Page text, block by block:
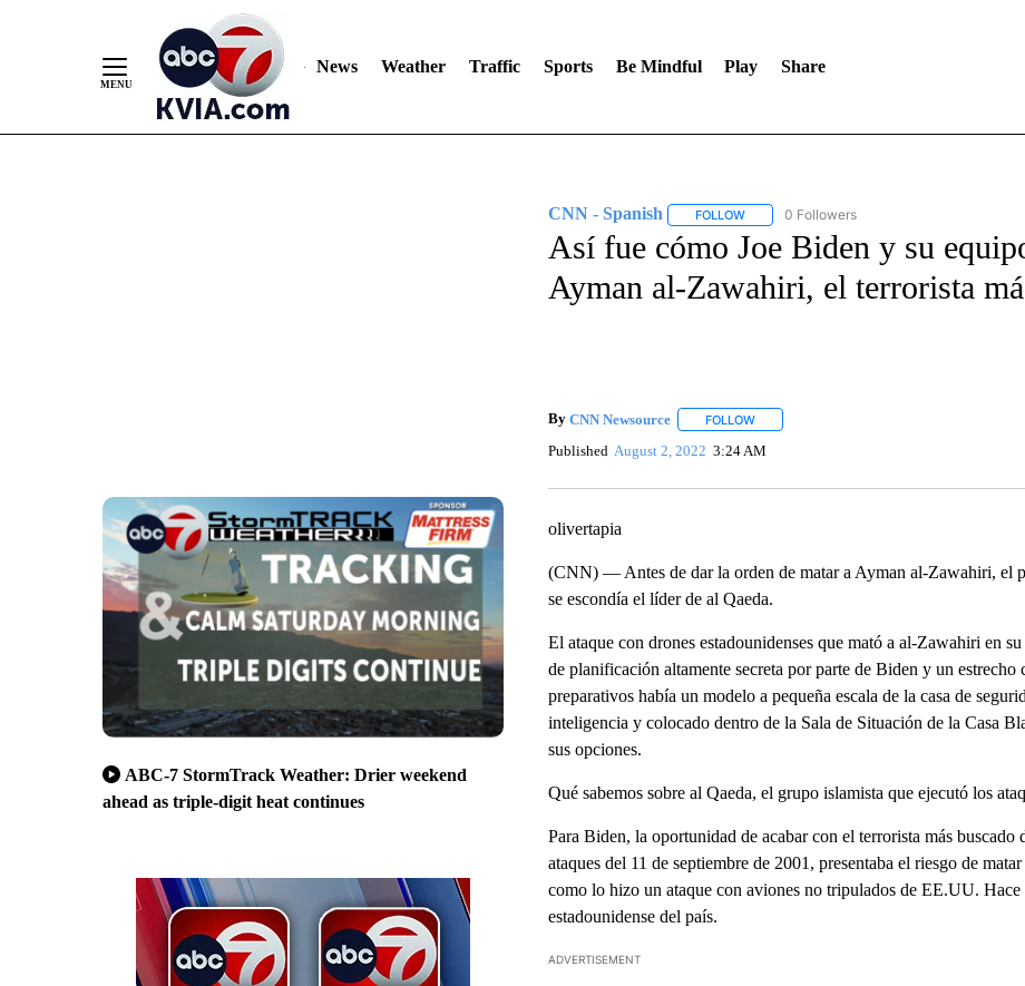
News Weather Traffic Sports Be Mindful Play Share
ABC-7 StormTrack Weather: Drier weekend
ahead as triple-digit heat continues
CNN - Spanish FOLLOWFOLLOW "CNN - SPANISH" TO RECEIVE
0 Followers
Así fue cómo Joe Biden y su
Ayman al-Zawahiri, el terrorista
By CNN Newsource FOLLOWFOLLOW "" TO RECEIVE NOTIFICATIONS
Published August 2, 2022 3:24 AM
olivertapia
(CNN) — Antes de dar la orden de matar a Ayman al-Zawahiri, el
se escondía el líder de al Qaeda.
El ataque con drones estadounidenses que mató a al-Zawahiri en
de planificación altamente secreta por parte de Biden y un estrecho
preparativos había un modelo a pequeña escala de la casa de
inteligencia y colocado dentro de la Sala de Situación de la Casa
sus opciones.
Qué sabemos sobre al Qaeda, el grupo islamista que ejecutó los
Para Biden, la oportunidad de acabar con el terrorista más
ataques del 11 de septiembre de 2001, presentaba el riesgo de
como lo hizo un ataque con aviones no tripulados de EE.UU.
estadounidense del país.
ADVERTISEMENT